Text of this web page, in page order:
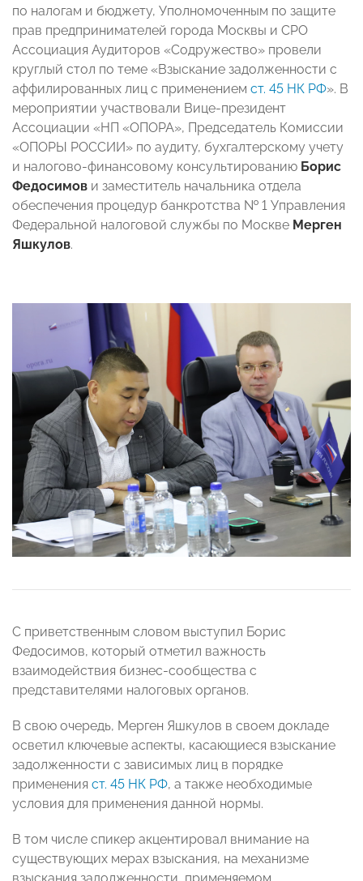
по налогам и бюджету, Уполномоченным по защите
прав предпринимателей города Москвы и СРО
Ассоциация Аудиторов «Содружество» провели
круглый стол по теме «Взыскание задолженности с
аффилированных лиц с применением ст. 45 НК РФ». В
мероприятии участвовали Вице-президент
Ассоциации «НП «ОПОРА», Председатель Комиссии
«ОПОРЫ РОССИИ» по аудиту, бухгалтерскому учету
и налогово-финансовому консультированию Борис
Федосимов и заместитель начальника отдела
обеспечения процедур банкротства № 1 Управления
Федеральной налоговой службы по Москве Мерген
Яшкулов.
С приветственным словом выступил Борис
Федосимов, который отметил важность
взаимодействия бизнес-сообщества с
представителями налоговых органов.
В свою очередь, Мерген Яшкулов в своем докладе
осветил ключевые аспекты, касающиеся взыскание
задолженности с зависимых лиц в порядке
применения ст. 45 НК РФ, а также необходимые
условия для применения данной нормы.
В том числе спикер акцентировал внимание на
существующих мерах взыскания, на механизме